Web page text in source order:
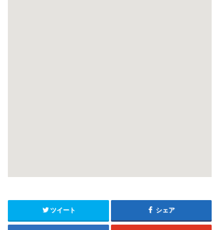
ツイート シェア